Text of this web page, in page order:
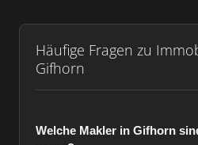
Häufige Fragen zu
Gifhorn
Welche Makler in Gifhorn